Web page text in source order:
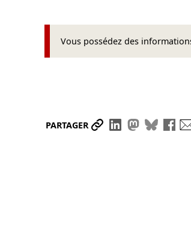
Vous possédez des
PARTAGER Partager le lien
Partager sur
Partager